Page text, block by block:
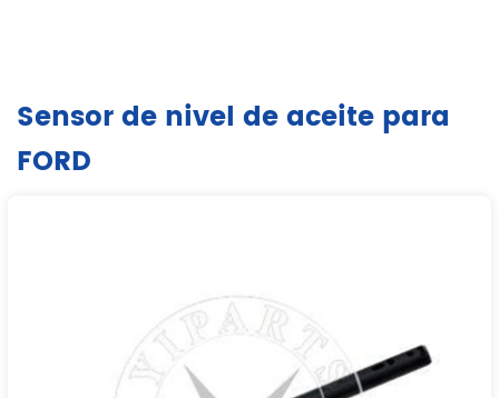
Sensor de nivel de aceite para
FORD